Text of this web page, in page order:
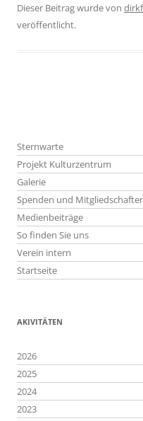
Dieser Beitrag wurdevon
veröffentlicht.
Sternwarte
Projekt Kulturzentrum
Galerie
Spenden und
Medienbeiträge
So finden Sie uns
Verein intern
Startseite
AKIVITÄTEN
2026
2025
2024
2023